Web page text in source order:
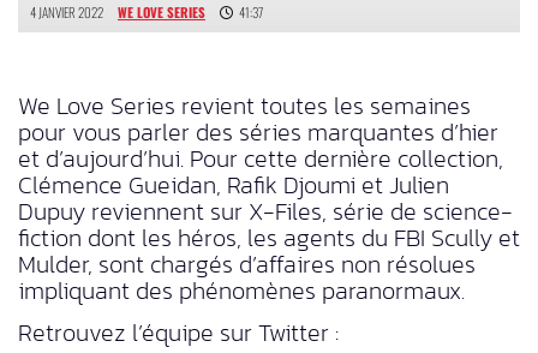
4 JANVIER 2022 WE LOVE SERIES 41:37
We Love Series revient toutes les semaines
pour vous parler des séries marquantes d’hier
et d’aujourd’hui. Pour cette dernière collection,
Clémence Gueidan, Rafik Djoumi et Julien
Dupuy reviennent sur X-Files, série de science-
fiction dont les héros, les agents du FBI Scully et
Mulder, sont chargés d’affaires non résolues
impliquant des phénomènes paranormaux.
Retrouvez l’équipe sur Twitter :